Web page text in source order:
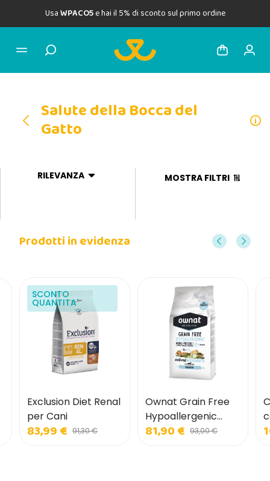
UsaWPACO5e hai il 5% di sconto sul primo ordine
Salute della Bocca del
Gatto
RILEVANZA MOSTRA FILTRI
Prodotti in evidenza
SCONTO
QUANTITA'
Exclusion Diet Renal
per Cani
83,99 € 91,30 €
Ownat Grain Free
Hypoallergenic
Salmone per Cani
81,90 € 93,00 €